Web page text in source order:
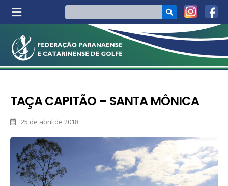
TAÇA CAPITÃO – SANTA MÔNICA
25 de abril de 2018